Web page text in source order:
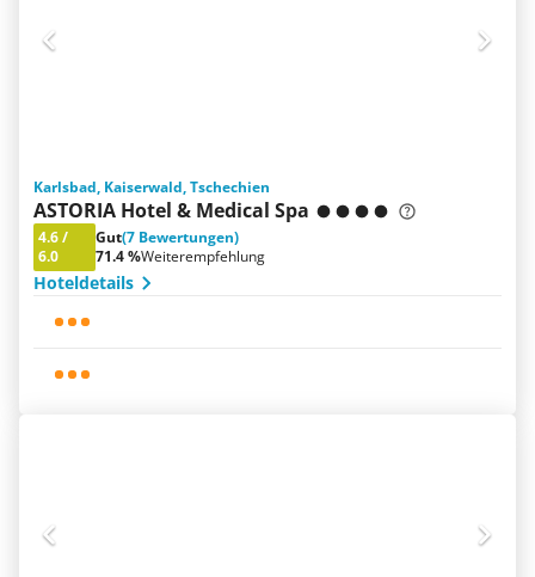
Karlsbad, Kaiserwald, Tschechien
ASTORIA Hotel & Medical Spa
4.6/
6.0
Gut(7 Bewertungen)
71.4 %Weiterempfehlung
Hoteldetails